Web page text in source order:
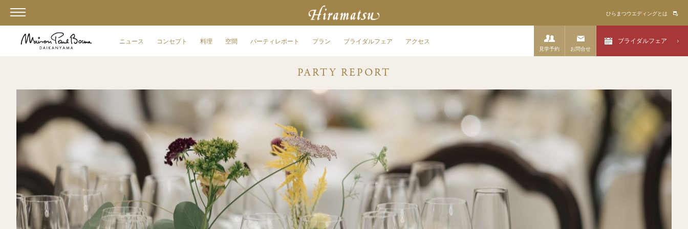
ひらまつウエディングとは
ニュース コンセプト 料理 空間 パーティレポート プラン ブライダルフェア アクセス
見学予約 お問合せ
ブライダルフェア
PARTY REPORT